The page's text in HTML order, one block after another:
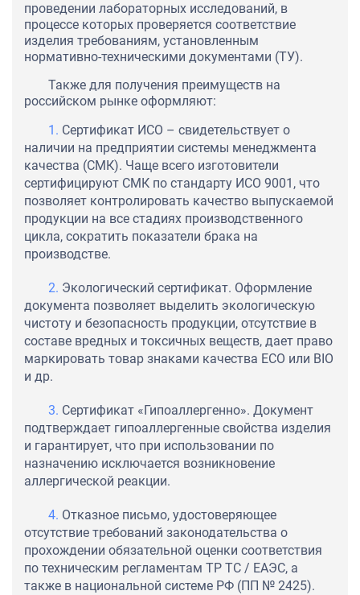
проведении лабораторных исследований, в
процессе которых проверяется соответствие
изделия требованиям, установленным
нормативно-техническими документами (ТУ).
Также для получения преимуществ на
российском рынке оформляют:
Сертификат ИСО – свидетельствует о
наличии на предприятии системы менеджмента
качества (СМК). Чаще всего изготовители
сертифицируют СМК по стандарту ИСО 9001, что
позволяет контролировать качество выпускаемой
продукции на все стадиях производственного
цикла, сократить показатели брака на
производстве.
Экологический сертификат. Оформление
документа позволяет выделить экологическую
чистоту и безопасность продукции, отсутствие в
составе вредных и токсичных веществ, дает право
маркировать товар знаками качества ECO или BIO
и др.
Сертификат «Гипоаллергенно». Документ
подтверждает гипоаллергенные свойства изделия
и гарантирует, что при использовании по
назначению исключается возникновение
аллергической реакции.
Отказное письмо, удостоверяющее
отсутствие требований законодательства о
прохождении обязательной оценки соответствия
по техническим регламентам ТР ТС / ЕАЭС, а
также в национальной системе РФ (ПП № 2425).